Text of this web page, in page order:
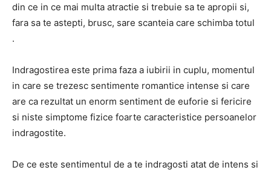
din ce in ce mai multa atractie si trebuie sa te apropii si,
fara sa te astepti, brusc, sare scanteia care schimba totul
.
Indragostirea este prima faza a iubirii in cuplu, momentul
in care se trezesc sentimente romantice intense si care
are ca rezultat un enorm sentiment de euforie si fericire
si niste simptome fizice foarte caracteristice persoanelor
indragostite.
De ce este sentimentul de a te indragosti atat de intens si